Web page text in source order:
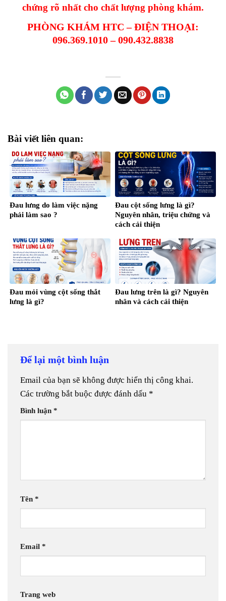
chứng rõ nhất cho chất lượng phòng khám.
PHÒNG KHÁM HTC – ĐIỆN THOẠI:
096.369.1010 – 090.432.8838
Bài viết liên quan:
Đau lưng do làm việc nặng
phải làm sao ?
Đau cột sống lưng là gì?
Nguyên nhân, triệu chứng và
cách cải thiện
Đau mỏi vùng cột sống thắt
lưng là gì?
Đau lưng trên là gì? Nguyên
nhân và cách cải thiện
Để lại một bình luận
Email của bạn sẽ không được hiển thị công khai.
Các trường bắt buộc được đánh dấu *
Bình luận *
Tên *
Email *
Trang web